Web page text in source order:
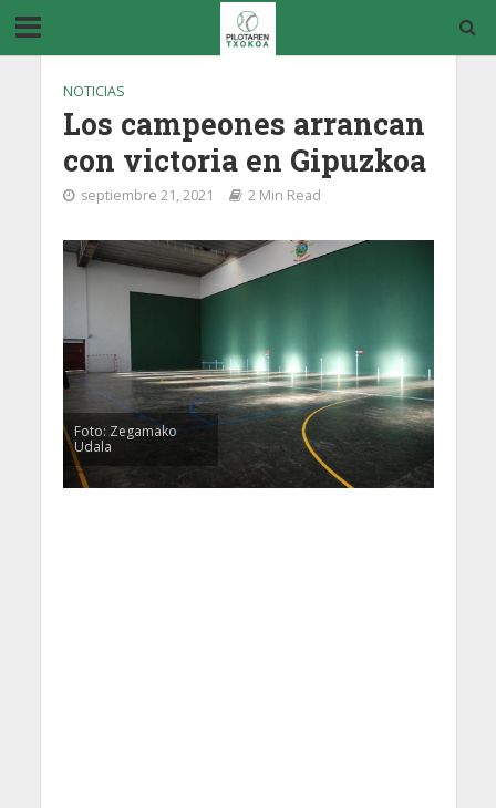
NOTICIAS
Los campeones arrancan
con victoria en Gipuzkoa
septiembre 21, 2021 2 Min Read
Foto: Zegamako
Udala